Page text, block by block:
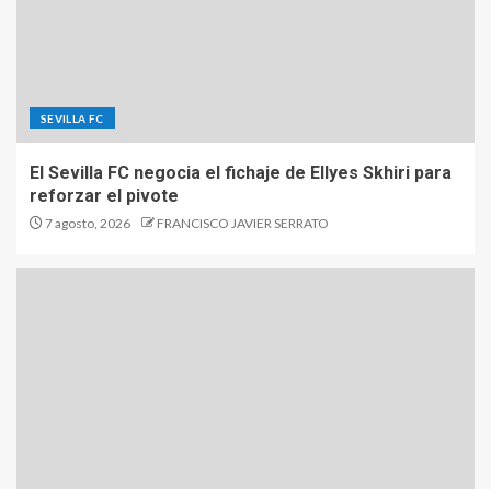
SEVILLA FC
El Sevilla FC negocia el fichaje de Ellyes Skhiri para
reforzar el pivote
7 agosto, 2026 FRANCISCO JAVIER SERRATO